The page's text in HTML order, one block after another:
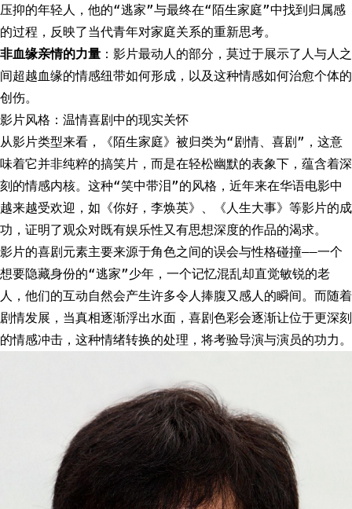
压抑的年轻人，他的“逃家”与最终在“陌生家庭”中找到归属感
的过程，反映了当代青年对家庭关系的重新思考。
非血缘亲情的力量 ：影片最动人的部分，莫过于展示了人与人之
间超越血缘的情感纽带如何形成，以及这种情感如何治愈个体的
创伤。
影片风格：温情喜剧中的现实关怀
从影片类型来看，《陌生家庭》被归类为“剧情、喜剧”，这意
味着它并非纯粹的搞笑片，而是在轻松幽默的表象下，蕴含着深
刻的情感内核。这种“笑中带泪”的风格，近年来在华语电影中
越来越受欢迎，如《你好，李焕英》、《人生大事》等影片的成
功，证明了观众对既有娱乐性又有思想深度的作品的渴求。
影片的喜剧元素主要来源于角色之间的误会与性格碰撞——一个
想要隐藏身份的“逃家”少年，一个记忆混乱却直觉敏锐的老
人，他们的互动自然会产生许多令人捧腹又感人的瞬间。而随着
剧情发展，当真相逐渐浮出水面，喜剧色彩会逐渐让位于更深刻
的情感冲击，这种情绪转换的处理，将考验导演与演员的功力。